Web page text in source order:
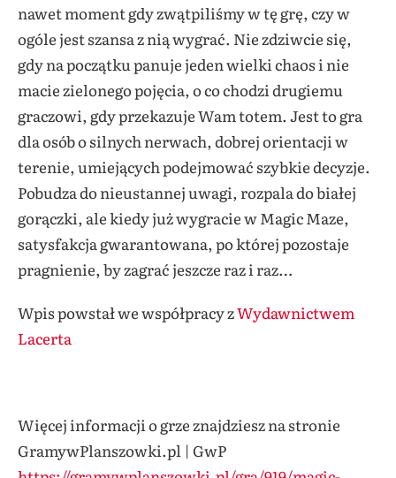
nawet moment gdy zwątpiliśmy w tę grę, czy w
ogóle jest szansa z nią wygrać. Nie zdziwcie się,
gdy na początku panuje jeden wielki chaos i nie
macie zielonego pojęcia, o co chodzi drugiemu
graczowi, gdy przekazuje Wam totem. Jest to gra
dla osób o silnych nerwach, dobrej orientacji w
terenie, umiejących podejmować szybkie decyzje.
Pobudza do nieustannej uwagi, rozpala do białej
gorączki, ale kiedy już wygracie w Magic Maze,
satysfakcja gwarantowana, po której pozostaje
pragnienie, by zagrać jeszcze raz i raz…
Wpis powstał we współpracy zWydawnictwem
Lacerta
Więcej informacji o grze znajdziesz na stronie
GramywPlanszowki.pl | GwP